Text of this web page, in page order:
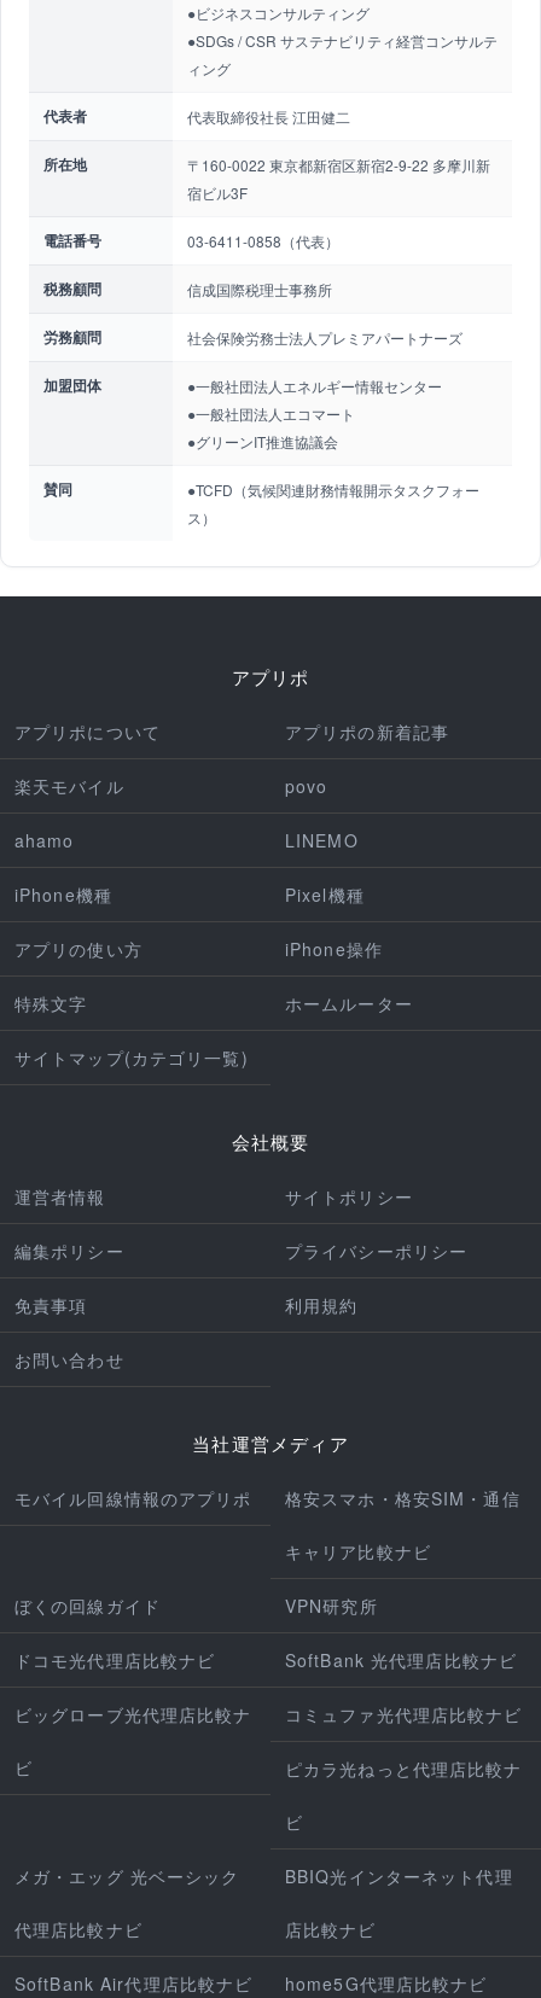
●ビジネスコンサルティング
●SDGs / CSR サステナビリティ経営コンサルテ
ィング
代表者 代表取締役社長 江田健二
所在地
〒160-0022 東京都新宿区新宿2-9-22 多摩川新
宿ビル3F
電話番号 03-6411-0858（代表）
税務顧問 信成国際税理士事務所
労務顧問 社会保険労務士法人プレミアパートナーズ
加盟団体
●一般社団法人エネルギー情報センター
●一般社団法人エコマート
●グリーンIT推進協議会
賛同
●TCFD（気候関連財務情報開示タスクフォー
ス）
アプリポ
アプリポについて アプリポの新着記事
楽天モバイル povo
ahamo LINEMO
iPhone機種 Pixel機種
アプリの使い方 iPhone操作
特殊文字 ホームルーター
サイトマップ(カテゴリ一覧)
会社概要
運営者情報 サイトポリシー
編集ポリシー プライバシーポリシー
免責事項 利用規約
お問い合わせ
当社運営メディア
モバイル回線情報のアプリポ 格安スマホ・格安SIM・通信
キャリア比較ナビ
ぼくの回線ガイド VPN研究所
ドコモ光代理店比較ナビ SoftBank 光代理店比較ナビ
ビッグローブ光代理店比較ナ
ビ
コミュファ光代理店比較ナビ
ピカラ光ねっと代理店比較ナ
ビ
メガ・エッグ 光ベーシック
代理店比較ナビ
BBIQ光インターネット代理
店比較ナビ
SoftBank Air代理店比較ナビ home5G代理店比較ナビ